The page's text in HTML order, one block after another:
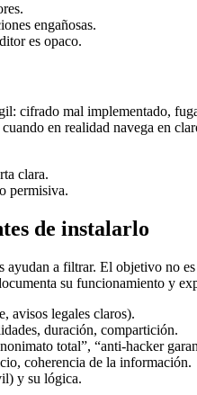
engañosas.
es opaco.
cifrado mal implementado,
en realidad navega en
clara.
permisiva.
de instalarlo
a filtrar. El objetivo no
su funcionamiento y
avisos legales claros).
duración, compartición.
total”, “anti-hacker
coherencia de la información.
y su lógica.